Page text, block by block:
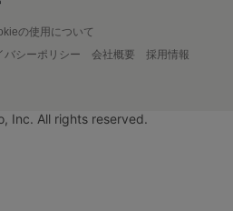
の使用について
バシーポリシー 会社概要
採用情報
Inc. All rights reserved.